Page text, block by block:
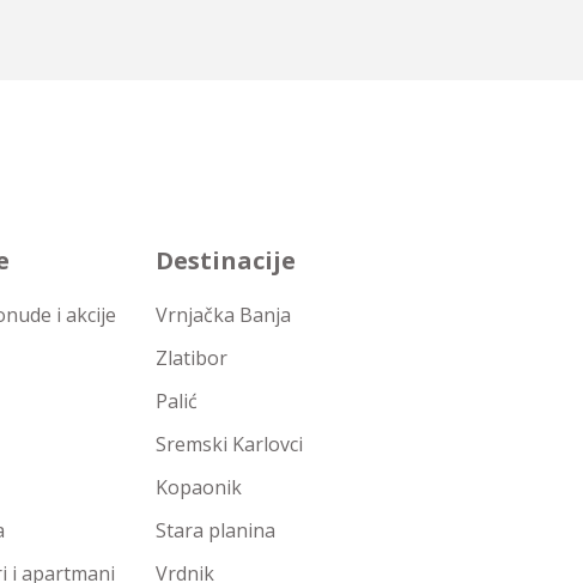
i akcije
i apartmani
Destinacije
Vrnjačka Banja
Zlatibor
Palić
Sremski Karlovci
Kopaonik
Stara planina
Vrdnik